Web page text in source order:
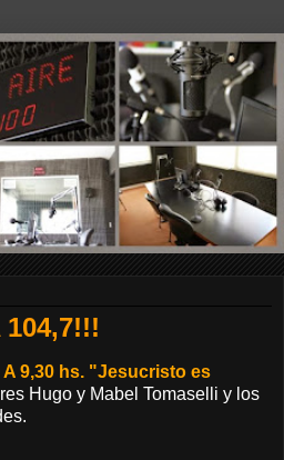
A 9,30 hs. "Jesucristo es
Hugo y Mabel Tomaselli y los